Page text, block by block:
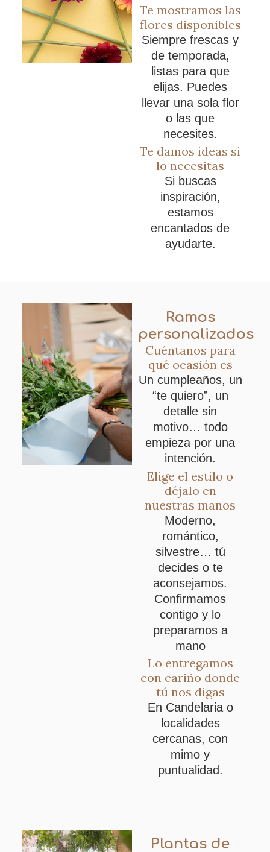
Te mostramos las
flores disponibles
Siempre frescas y
de temporada,
listas para que
elijas. Puedes
llevar una sola flor
o las que
necesites.
Te damos ideas si
lo necesitas
Si buscas
inspiración,
estamos
encantados de
ayudarte.
Ramos
personalizados
Cuéntanos para
qué ocasión es
Un cumpleaños, un
“te quiero”, un
detalle sin
motivo… todo
empieza por una
intención.
Elige el estilo o
déjalo en
nuestras manos
Moderno,
romántico,
silvestre… tú
decides o te
aconsejamos.
Confirmamos
contigo y lo
preparamos a
mano
Lo entregamos
con cariño donde
tú nos digas
En Candelaria o
localidades
cercanas, con
mimo y
puntualidad.
Plantas de